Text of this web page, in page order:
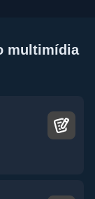
multimídia